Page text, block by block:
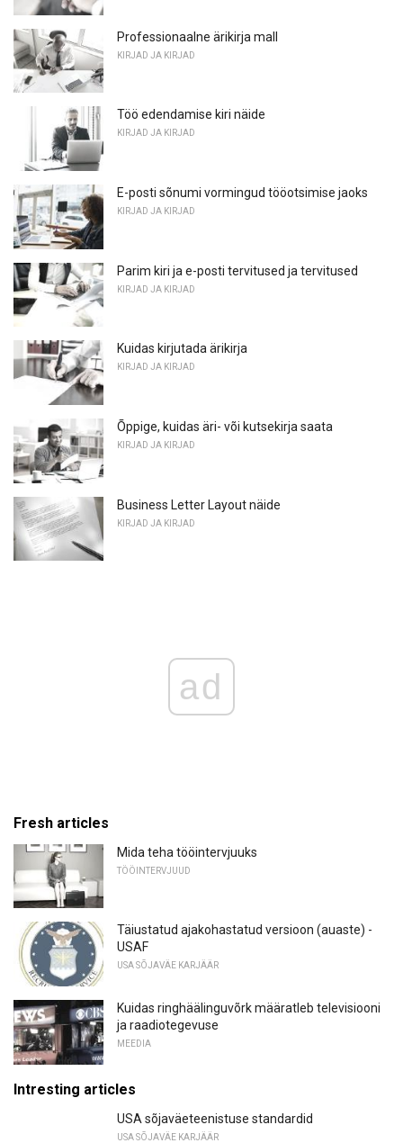
Professionaalne ärikirja mall
KIRJAD JA KIRJAD
Töö edendamise kiri näide
KIRJAD JA KIRJAD
E-posti sõnumi vormingud tööotsimise jaoks
KIRJAD JA KIRJAD
Parim kiri ja e-posti tervitused ja tervitused
KIRJAD JA KIRJAD
Kuidas kirjutada ärikirja
KIRJAD JA KIRJAD
Õppige, kuidas äri- või kutsekirja saata
KIRJAD JA KIRJAD
Business Letter Layout näide
KIRJAD JA KIRJAD
ad
Fresh articles
Mida teha tööintervjuuks
TÖÖINTERVJUUD
Täiustatud ajakohastatud versioon (auaste) -
USAF
USA SÕJAVÄE KARJÄÄR
Kuidas ringhäälinguvõrk määratleb televisiooni
ja raadiotegevuse
MEEDIA
Intresting articles
USA sõjaväeteenistuse standardid
USA SÕJAVÄE KARJÄÄR